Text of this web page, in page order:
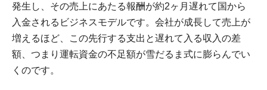
発生し、その売上にあたる報酬が約2ヶ月遅れて国から
入金されるビジネスモデルです。会社が成長して売上が
増えるほど、この先行する支出と遅れて入る収入の差
額、つまり運転資金の不足額が雪だるま式に膨らんでい
くのです。